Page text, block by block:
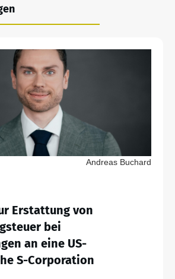
Andreas Buchard
Erstattung von
bei
an eine US-
S-Corporation